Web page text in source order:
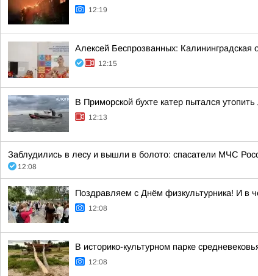
12:19
Алексей Беспрозванных: Калининградская
12:15
В Приморской бухте катер пытался
12:13
Заблудились в лесу и вышли в болото: спасатели МЧС
12:08
Поздравляем с Днём физкультурника! И в
12:08
В историко-культурном парке
12:08